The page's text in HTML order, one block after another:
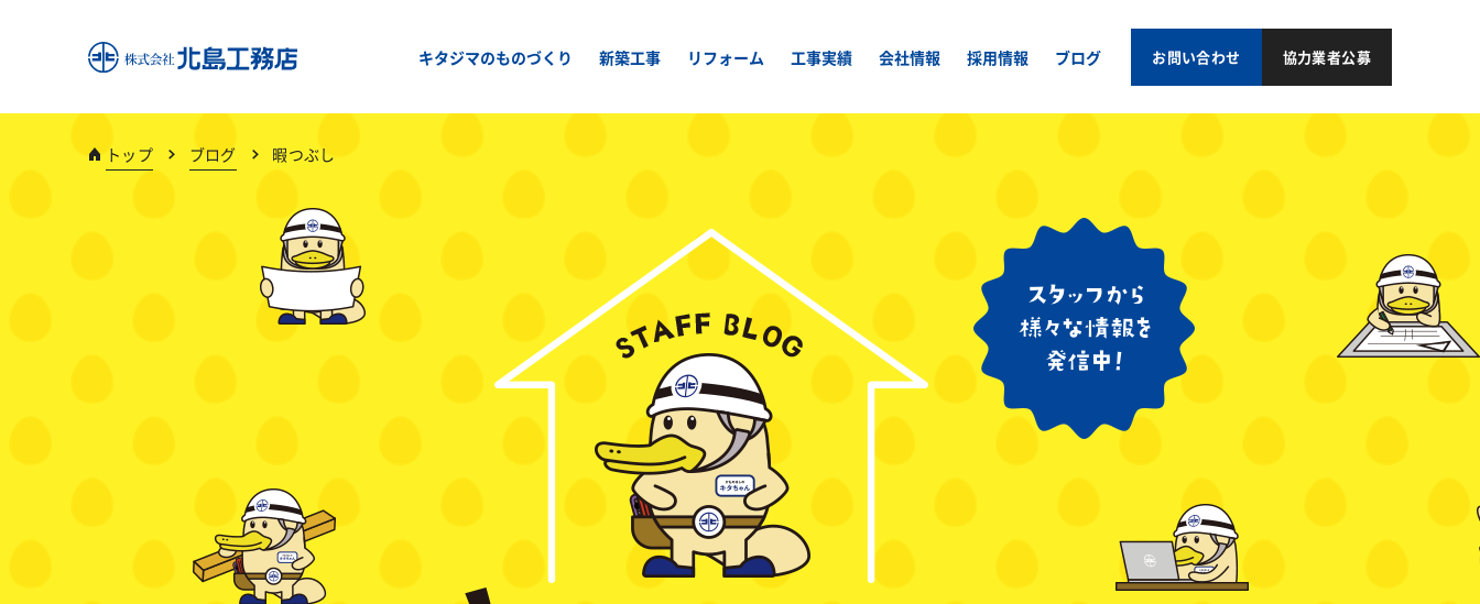
キタジマのものづくり 新築工事 リフォーム 工事実績 会社情報 採用情報 ブログ お問い合わせ 協力業者公募
トップ ブログ 暇つぶし